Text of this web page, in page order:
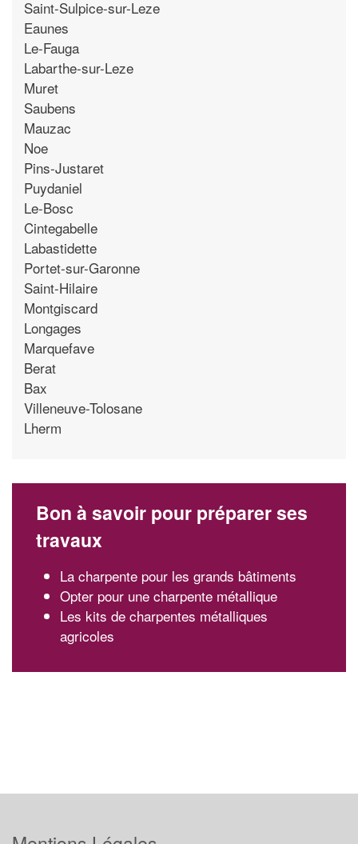
Saint-Sulpice-sur-Leze
Eaunes
Le-Fauga
Labarthe-sur-Leze
Muret
Saubens
Mauzac
Noe
Pins-Justaret
Puydaniel
Le-Bosc
Cintegabelle
Labastidette
Portet-sur-Garonne
Saint-Hilaire
Montgiscard
Longages
Marquefave
Berat
Bax
Villeneuve-Tolosane
Lherm
Bon à savoir pour préparer ses
travaux
La charpente pour les grands bâtiments
Opter pour une charpente métallique
Les kits de charpentes métalliques
agricoles